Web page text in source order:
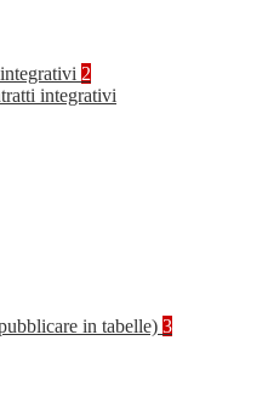
2
integrativi
in tabelle) 3